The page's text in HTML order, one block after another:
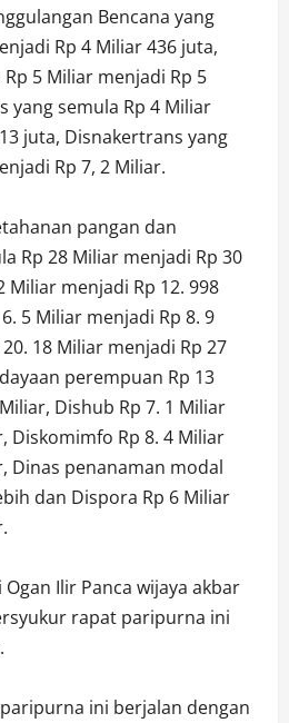
Bencana yang
Rp 4 Miliar 436 juta,
5 Miliar menjadi Rp 5
yang semula Rp 4 Miliar
juta, Disnakertrans yang
Rp 7, 2 Miliar.
pangan dan
Rp 28 Miliar menjadi Rp 30
Miliar menjadi Rp 12. 998
5 Miliar menjadi Rp 8. 9
18 Miliar menjadi Rp 27
perempuan Rp 13
Dishub Rp 7. 1 Miliar
Diskomimfo Rp 8. 4 Miliar
Dinas penanaman modal
dan Dispora Rp 6 Miliar
Ilir Panca wijaya akbar
rapat paripurna ini
ini berjalan dengan